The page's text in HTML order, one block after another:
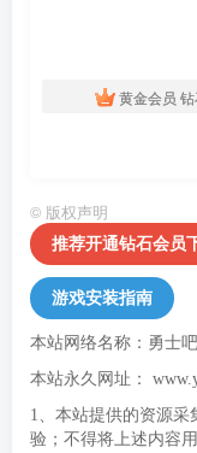
黄金会员
© 版权声明
推荐开通钻石会员
游戏安装指南
本站网络名称：勇士吧
本站永久网址：
1、本站提供的资源
验；不得将上述内容